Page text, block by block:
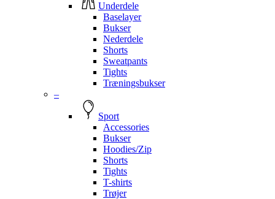
Underdele
Baselayer
Bukser
Nederdele
Shorts
Sweatpants
Tights
Træningsbukser
–
Sport
Accessories
Bukser
Hoodies/Zip
Shorts
Tights
T-shirts
Trøjer